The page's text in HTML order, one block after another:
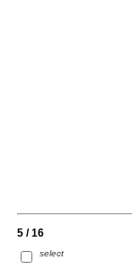
5 / 16
select